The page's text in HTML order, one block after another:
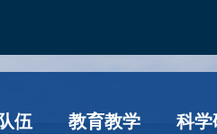
伍 教育教学 科